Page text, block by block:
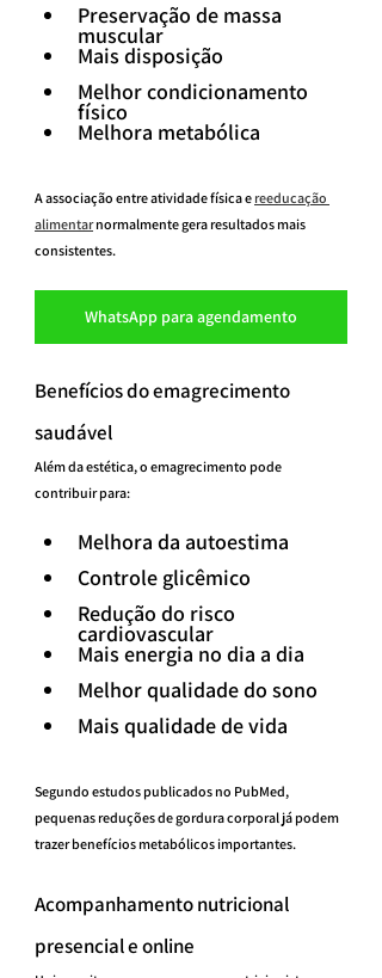
Preservação de massa
muscular
Mais disposição
Melhor condicionamento
físico
Melhora metabólica
A associação entre atividade física e reeducação
alimentar normalmente gera resultados mais
consistentes.
WhatsApp para agendamento
Benefícios do emagrecimento
saudável
Além da estética, o emagrecimento pode
contribuir para:
Melhora da autoestima
Controle glicêmico
Redução do risco
cardiovascular
Mais energia no dia a dia
Melhor qualidade do sono
Mais qualidade de vida
Segundo estudos publicados no PubMed,
pequenas reduções de gordura corporal já podem
trazer benefícios metabólicos importantes.
Acompanhamento nutricional
presencial e online